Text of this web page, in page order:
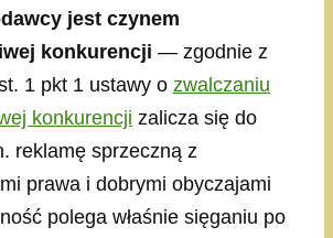
jest czynem
konkurencji — zgodnie z
1 pkt 1 ustawy o zwalczaniu
konkurencji zalicza się do
reklamę sprzeczną z
prawa i dobrymi obyczajami
polega właśnie sięganiu po